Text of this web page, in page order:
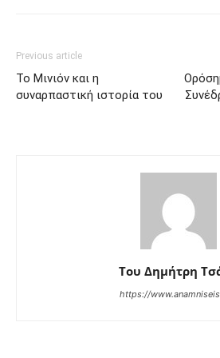
Previous article
Το Μινιόν και η
συναρπαστική ιστορία του
Του Δημήτρη
https://